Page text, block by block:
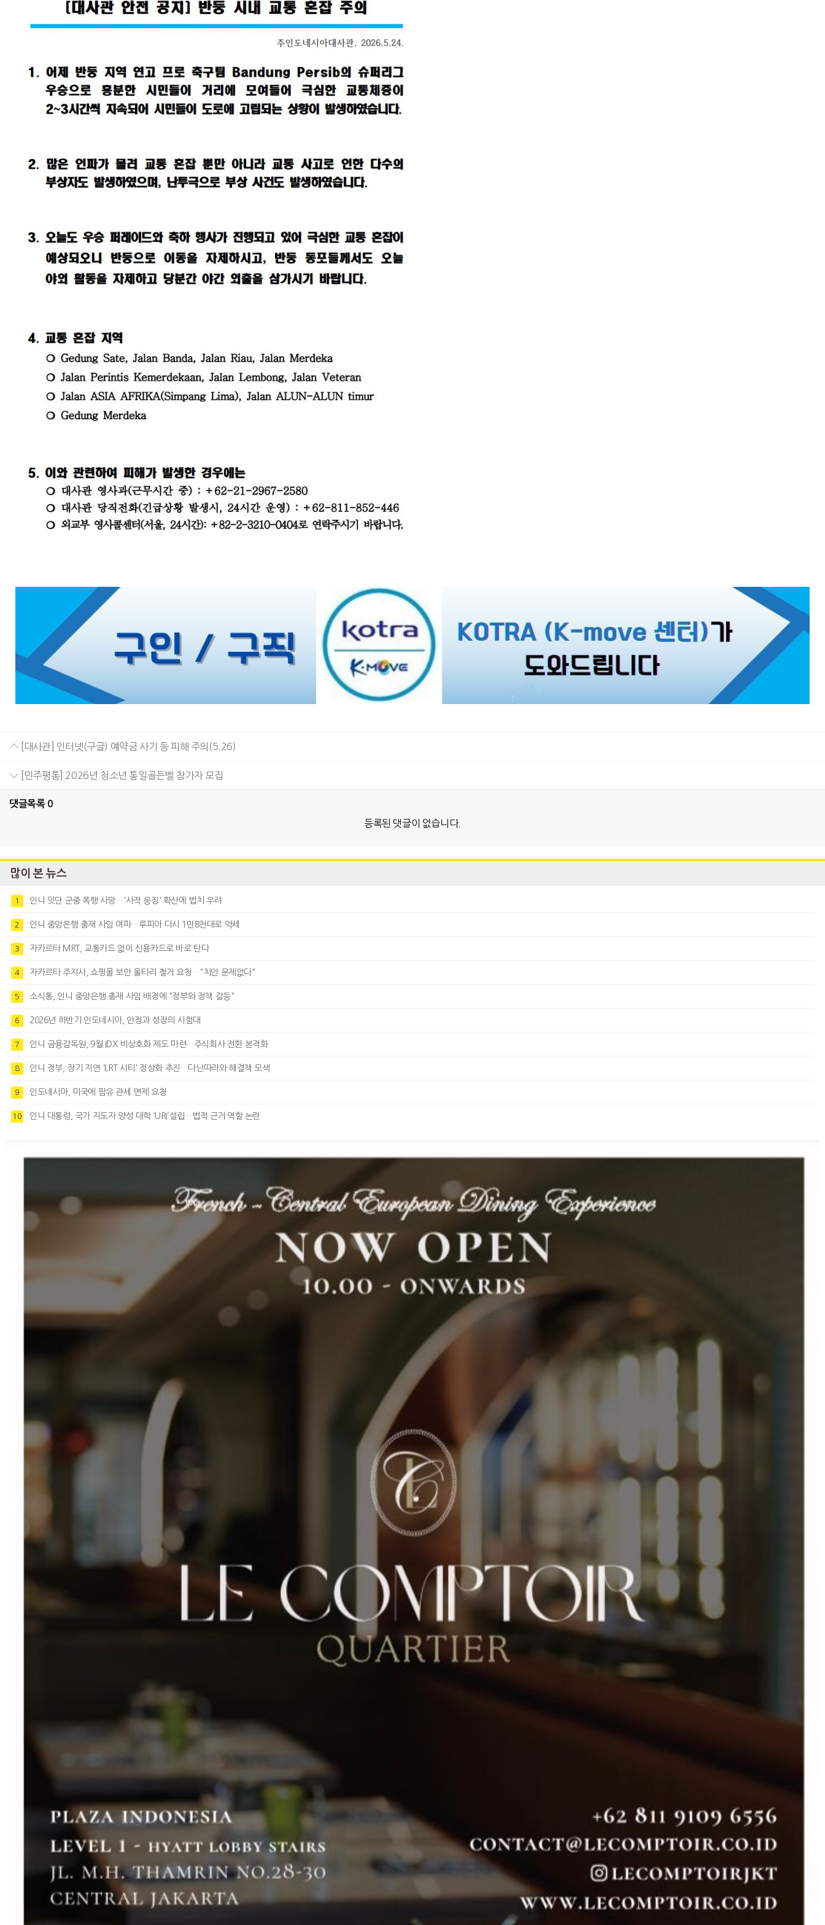
[대사관] 인터넷(구글) 예약금 사기 등 피해 주의(5.26)
[민주평통] 2026년 청소년 통일골든벨 참가자 모집
댓글목록 0
등록된 댓글이 없습니다.
많이 본 뉴스
1 인니 잇단 군중 폭행 사망…'사적 응징' 확산에 법치 우려
2 인니 중앙은행 총재 사임 여파…루피아 다시 1만8천대로 약세
3 자카르타 MRT, 교통카드 없이 신용카드로 바로 탄다
4 자카르타 주지사, 쇼핑몰 보안 울타리 철거 요청…"치안 문제없다"
5 소식통, 인니 중앙은행 총재 사임 배경에 “정부와 정책 갈등"
6 2026년 하반기 인도네시아, 안정과 성장의 시험대
7 인니 금융감독원, 9월 IDX 비상호화 제도 마련…주식회사 전환 본격화
8 인니 정부, 장기 지연 'LRT 시티' 정상화 추진…다난따라와 해결책 모색
9 인도네시아, 미국에 팜유 관세 면제 요청
10 인니 대통령, 국가 지도자 양성 대학 ‘URI’설립…법적 근거·역할 논란